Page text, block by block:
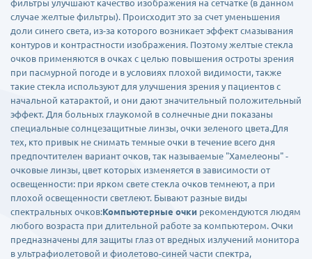
фильтры улучшают качество изображения на сетчатке (в данном
случае желтые фильтры). Происходит это за счет уменьшения
доли синего света, из-за которого возникает эффект смазывания
контуров и контрастности изображения. Поэтому желтые стекла
очков применяются в очках с целью повышения остроты зрения
при пасмурной погоде и в условиях плохой видимости, также
такие стекла используют для улучшения зрения у пациентов с
начальной катарактой, и они дают значительный положительный
эффект. Для больных глаукомой в солнечные дни показаны
специальные солнцезащитные линзы, очки зеленого цвета.Для
тех, кто привык не снимать темные очки в течение всего дня
предпочтителен вариант очков, так называемые "Хамелеоны" -
очковые линзы, цвет которых изменяется в зависимости от
освещенности: при ярком свете стекла очков темнеют, а при
плохой освещенности светлеют. Бывают разные виды
спектральных очков:Компьютерные очки рекомендуются людям
любого возраста при длительной работе за компьютером. Очки
предназначены для защиты глаз от вредных излучений монитора
в ультрафиолетовой и фиолетово-синей части спектра,